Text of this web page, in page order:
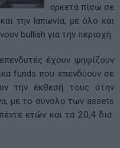
αρκετά πίσω σε
την Ιαπωνία, με όλο και
bullish για την περιοχή.
έχουν ψηφίζουν
funds που επενδύουν σε
την έκθεσή τους στην
με το σύνολο των assets
ετών και τα 20,4 δισ.